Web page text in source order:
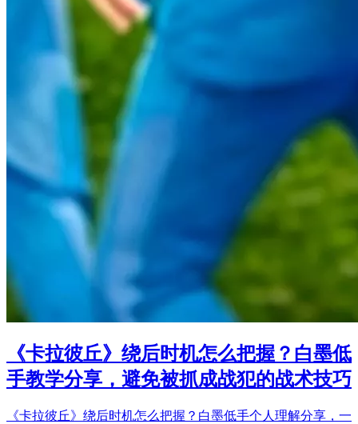
《卡拉彼丘》绕后时机怎么把握？白墨低
手教学分享，避免被抓成战犯的战术技巧
《卡拉彼丘》绕后时机怎么把握？白墨低手个人理解分享，一